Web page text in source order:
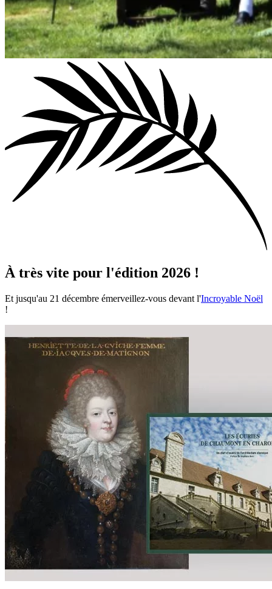
À très vite pour l'édition 2026 !
Et jusqu'au 21 décembre émerveillez-vous devant l'Incroyable Noël
!